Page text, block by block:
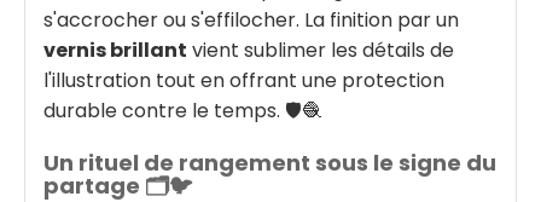
s'accrocher ou s'effilocher. La finition par un
vernis brillant vient sublimer les détails de
l'illustration tout en offrant une protection
durable contre le temps. 🛡️🧶
Un rituel de rangement sous le signe du
partage 🗂️🐦